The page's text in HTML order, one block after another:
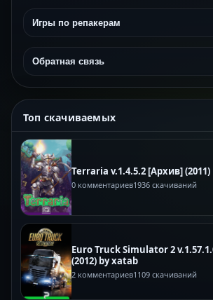
Игры по репакерам
Обратная связь
Топ скачиваемых
Terraria v.1.4.5.2 [Архив]
0 комментариев1936 скачиваний
Euro Truck Simulator 2
(2012) by xatab
2 комментариев1109 скачиваний